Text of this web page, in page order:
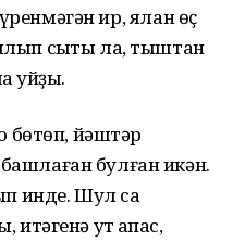
ир, ялан ɵҫ
сыҡты ла, тыштан
бɵтɵп, йəштəр
булған икəн.
инде. Шул саҡ
ут ҡапҡас,